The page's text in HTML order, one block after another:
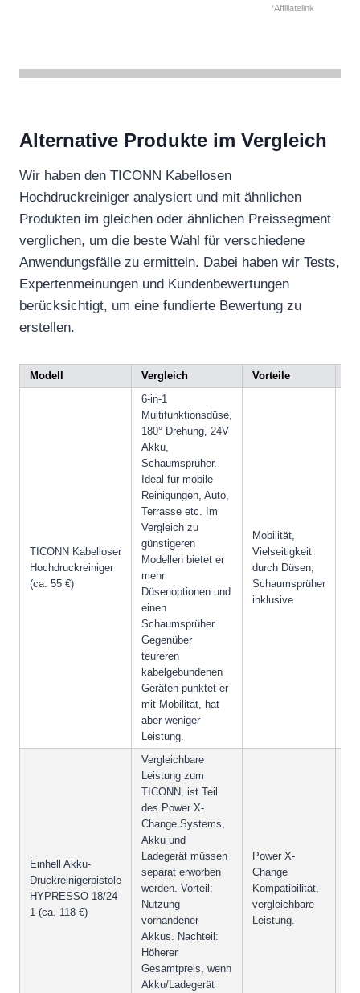
*Affiliatelink
Alternative Produkte im Vergleich
Wir haben den TICONN Kabellosen
Hochdruckreiniger analysiert und mit ähnlichen
Produkten im gleichen oder ähnlichen Preissegment
verglichen, um die beste Wahl für verschiedene
Anwendungsfälle zu ermitteln. Dabei haben wir Tests,
Expertenmeinungen und Kundenbewertungen
berücksichtigt, um eine fundierte Bewertung zu
erstellen.
Modell Vergleich Vorteile
TICONN Kabelloser
Hochdruckreiniger
(ca. 55 €)
6-in-1
Multifunktionsdüse,
180° Drehung, 24V
Akku,
Schaumsprüher.
Ideal für mobile
Reinigungen, Auto,
Terrasse etc. Im
Vergleich zu
günstigeren
Modellen bietet er
mehr
Düsenoptionen und
einen
Schaumsprüher.
Gegenüber
teureren
kabelgebundenen
Geräten punktet er
mit Mobilität, hat
aber weniger
Leistung.
Mobilität,
Vielseitigkeit
durch Düsen,
Schaumsprüher
inklusive.
Einhell Akku-
Druckreinigerpistole
HYPRESSO 18/24-
1 (ca. 118 €)
Vergleichbare
Leistung zum
TICONN, ist Teil
des Power X-
Change Systems,
Akku und
Ladegerät müssen
separat erworben
werden. Vorteil:
Nutzung
vorhandener
Akkus. Nachteil:
Höherer
Gesamtpreis, wenn
Akku/Ladegerät
Power X-
Change
Kompatibilität,
vergleichbare
Leistung.